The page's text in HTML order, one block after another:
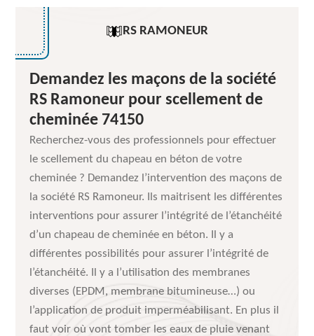
RS RAMONEUR
Demandez les maçons de la société
RS Ramoneur pour scellement de
cheminée 74150
Recherchez-vous des professionnels pour effectuer
le scellement du chapeau en béton de votre
cheminée ? Demandez l’intervention des maçons de
la société RS Ramoneur. Ils maitrisent les différentes
interventions pour assurer l’intégrité de l’étanchéité
d’un chapeau de cheminée en béton. Il y a
différentes possibilités pour assurer l’intégrité de
l’étanchéité. Il y a l’utilisation des membranes
diverses (EPDM, membrane bitumineuse…) ou
l’application de produit imperméabilisant. En plus il
faut voir où vont tomber les eaux de pluie venant